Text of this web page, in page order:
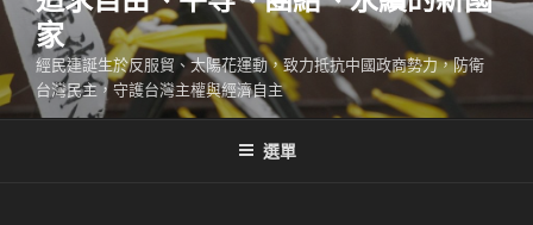
容
家
經民連誕生於反服貿、太陽花運動，致力抵抗中國政商勢力，防衛
台灣民主，守護台灣主權與經濟自主
選單